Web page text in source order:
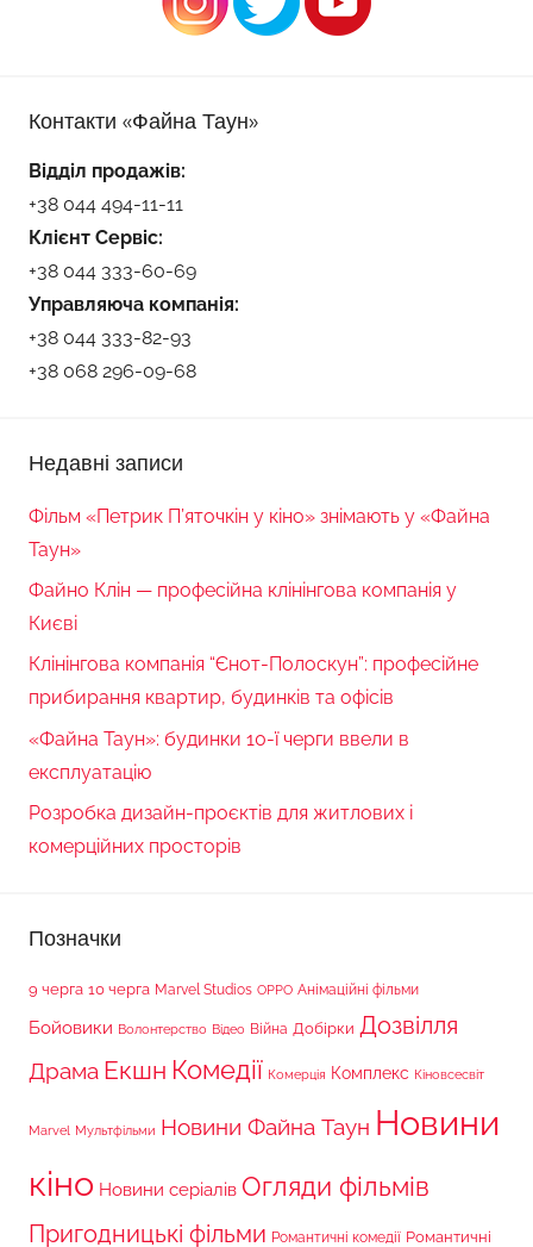
Контакти «Файна Таун»
Відділ продажів:
+38 044 494-11-11
Клієнт Сервіс:
+38 044 333-60-69
Управляюча компанія:
+38 044 333-82-93
+38 068 296-09-68
Недавні записи
Фільм «Петрик П’яточкін у кіно» знімають у «Файна
Таун»
Файно Клін — професійна клінінгова компанія у
Києві
Клінінгова компанія “Єнот-Полоскун”: професійне
прибирання квартир, будинків та офісів
«Файна Таун»: будинки 10-ї черги ввели в
експлуатацію
Розробка дизайн-проєктів для житлових і
комерційних просторів
Позначки
9 черга 10 черга Marvel Studios OPPO Анімаційні фільми
Бойовики Волонтерство Відео Війна Добірки Дозвілля
Драма Екшн Комедії Комерція Комплекс Кіновсесвіт
Marvel Мультфільми Новини Файна Таун Новини
кіно Новини серіалів Огляди фільмів
Пригодницькі фільми Романтичні комедії Романтичні